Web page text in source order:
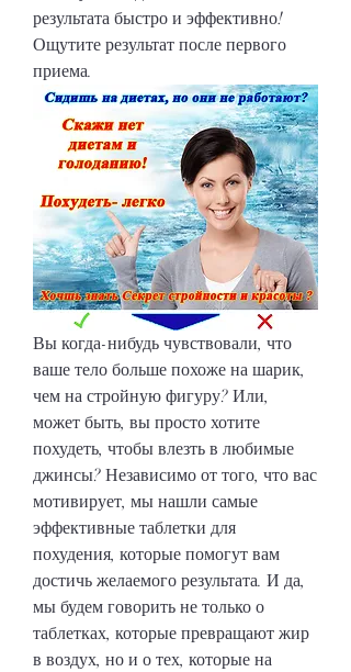
результата быстро и эффективно!
Ощутите результат после первого
приема.
Вы когда-нибудь чувствовали, что
ваше тело больше похоже на шарик,
чем на стройную фигуру? Или,
может быть, вы просто хотите
похудеть, чтобы влезть в любимые
джинсы? Независимо от того, что вас
мотивирует, мы нашли самые
эффективные таблетки для
похудения, которые помогут вам
достичь желаемого результата. И да,
мы будем говорить не только о
таблетках, которые превращают жир
в воздух, но и о тех, которые на